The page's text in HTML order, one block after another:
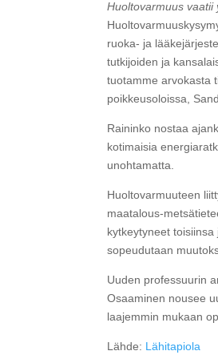
Huoltovarmuus vaatii
ruoka- ja
tutkijoiden ja
tuotamme arvokasta
poikkeusoloissa,
Raininko nostaa
kotimaisia
unohtamatta.
Huoltovarmuuteen
maatalous-
kytkeytyneet
sopeudutaan
Uuden professuurin
Osaaminen nousee
laajemmin mukaan
Lähde: Lähitapiola